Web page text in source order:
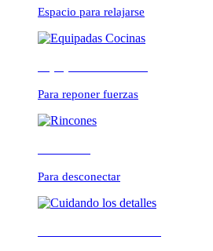
ambientes
Espacio para relajarse
Para reponer fuerzas
Para desconectar